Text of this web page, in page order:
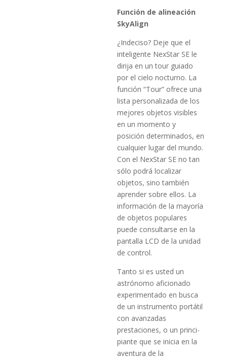
Función de alineación
SkyAlign
¿Indeciso? Deje que el
inteligente NexStar SE le
dirija en un tour guiado
por el cielo nocturno. La
función “Tour” ofrece una
lista personalizada de los
mejores objetos visibles
en un momento y
posición determinados, en
cualquier lugar del mundo.
Con el NexStar SE no tan
sólo podrá localizar
objetos, sino también
aprender sobre ellos. La
información de la mayoría
de objetos populares
puede consultarse en la
pantalla LCD de la unidad
de control.
Tanto si es usted un
astrónomo aficionado
experimentado en busca
de un instrumento portátil
con avanzadas
prestaciones, o un princi­
piante que se inicia en la
aventura de la